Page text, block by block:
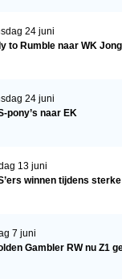
2025-2026
2023-2024
2020-2021
24 juni
to Rumble naar WK
24 juni
pony’s naar EK
13 juni
winnen tijdens
7 juni
Gambler RW nu Z1